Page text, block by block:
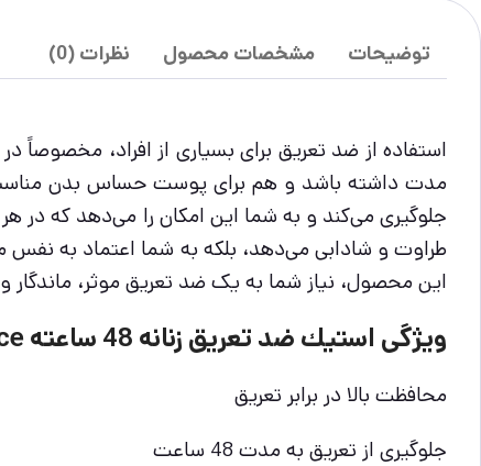
توضیحات مشخصات محصول نظرات (0)
استفاده از ضد تعریق برای بسیاری از افراد،
طراوت و شادابی می‌دهد، بلکه به شما اعتماد به نفس
این محصول، نیاز شما به یک ضد تعریق موثر، ماندگار
ویژگی استيك ضد تعريق زنانه 48 ساعته Passion & Confidence ركسونا
محافظت بالا در برابر تعریق
جلوگیری از تعریق به مدت 48 ساعت